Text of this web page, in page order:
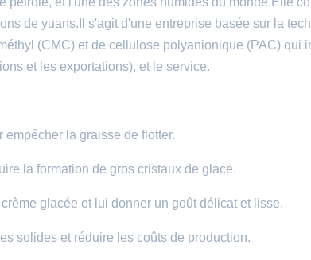
de yuans.Il s'agit d'une entreprise basée sur la
(CMC) et de cellulose polyanionique (PAC) qui
et les exportations), et le service.
la graisse de flotter.
la formation de gros cristaux de glace.
glacée et lui donner un goût délicat et lisse.
solides et réduire les coûts de production.